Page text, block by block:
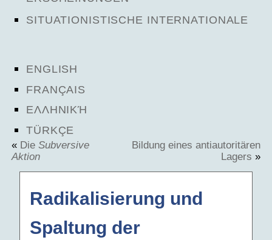
SITUATIONISTISCHE INTERNATIONALE
ENGLISH
FRANÇAIS
ΕΛΛΗΝΙΚΉ
TÜRKÇE
« Die Subversive
Aktion
Bildung eines antiautoritären
Lagers »
Radikalisierung und
Spaltung der